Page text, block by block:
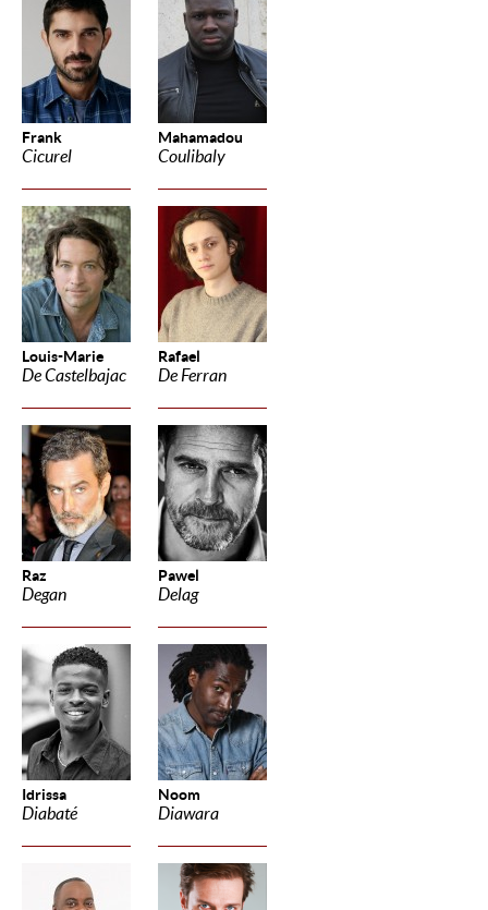
Frank
Cicurel
Mahamadou
Coulibaly
Louis-Marie
De Castelbajac
Rafael
De Ferran
Raz
Degan
Pawel
Delag
Idrissa
Diabaté
Noom
Diawara